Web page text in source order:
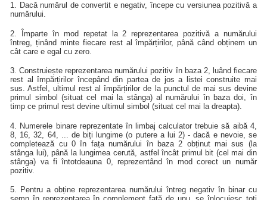
1. Dacă numărul de convertit e negativ, începe cu versiunea pozitivă a
numărului.
2. Împarte în mod repetat la 2 reprezentarea pozitivă a numărului
întreg, ținând minte fiecare rest al împărțirilor, până când obținem un
cât care e egal cu zero.
3. Construiește reprezentarea numărului pozitiv în baza 2, luând fiecare
rest al împărțirilor începând din partea de jos a listei construite mai
sus. Astfel, ultimul rest al împărțirilor de la punctul de mai sus devine
primul simbol (situat cel mai la stânga) al numărului în baza doi, în
timp ce primul rest devine ultimul simbol (situat cel mai la dreapta).
4. Numerele binare reprezentate în limbaj calculator trebuie să aibă 4,
8, 16, 32, 64, ... de biți lungime (o putere a lui 2) - dacă e nevoie, se
completează cu 0 în fața numărului în baza 2 obținut mai sus (la
stânga lui), până la lungimea cerută, astfel încât primul bit (cel mai din
stânga) va fi întotdeauna 0, reprezentând în mod corect un număr
pozitiv.
5. Pentru a obține reprezentarea numărului întreg negativ în binar cu